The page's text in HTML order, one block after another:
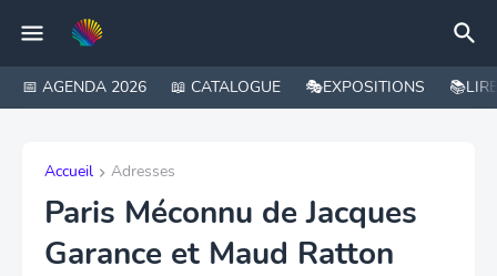
📅 AGENDA 2026 📖 CATALOGUE 🎭EXPOSITIONS 📚LIRE
Accueil Adresses
Paris Méconnu de Jacques
Garance et Maud Ratton